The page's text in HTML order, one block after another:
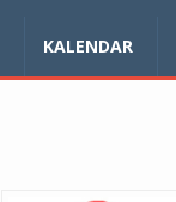
KALENDAR